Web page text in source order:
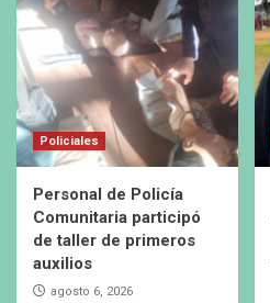
Policiales
Personal de Policía
Comunitaria participó
de taller de primeros
auxilios
agosto 6, 2026